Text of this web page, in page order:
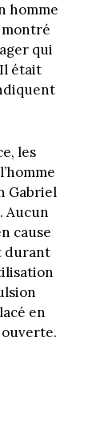
homme
montré
qui
était
les
Gabriel
Aucun
cause
durant
en